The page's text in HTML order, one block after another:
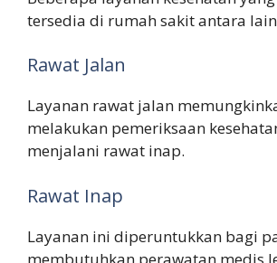
tersedia di rumah sakit antara
Rawat Jalan
Layanan rawat jalan
melakukan pemeriksaan
menjalani rawat inap.
Rawat Inap
Layanan ini diperuntukkan bagi
membutuhkan perawatan medis